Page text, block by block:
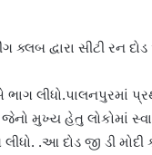
ક્લબ દ્વારા સીટી રન
લીધો.પાલનપુરમાં
મુખ્ય હેતુ લોકોમાં
.આ દોડ જી ડી